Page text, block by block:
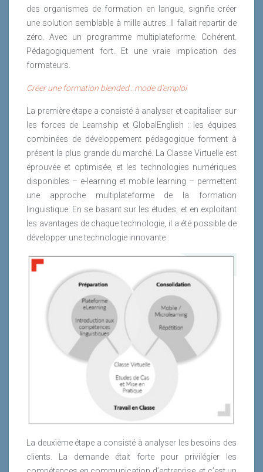
des organismes de formation en langue, signifie créer
une solution semblable à mille autres. Il fallait repartir de
zéro. Avec un programme multiplateforme. Cohérent.
Pédagogiquement fort. Et une vraie implication des
formateurs.
Créer une formation blended : mode d’emploi
La première étape a consisté à analyser et capitaliser sur
les forces de Learnship et GlobalEnglish : les équipes
combinées de développement pédagogique forment à
présent la plus grande du marché. La Classe Virtuelle est
éprouvée et optimisée, et les technologies numériques
disponibles – e-learning et mobile learning – permettent
une approche multiplateforme de la formation
linguistique. En se basant sur les études, et en exploitant
les avantages de chaque technologie, il a été possible de
développer une technologie innovante :
La deuxième étape a consisté à analyser les besoins des
clients. La demande était forte pour privilégier les